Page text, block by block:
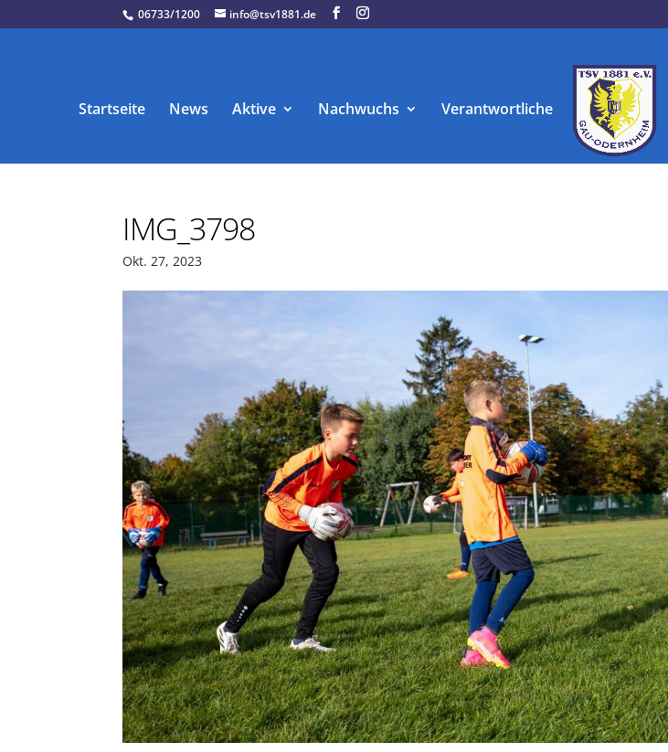
06733/1200 info@tsv1881.de
Startseite News Aktive Nachwuchs Verantwortliche
IMG_3798
Okt. 27, 2023